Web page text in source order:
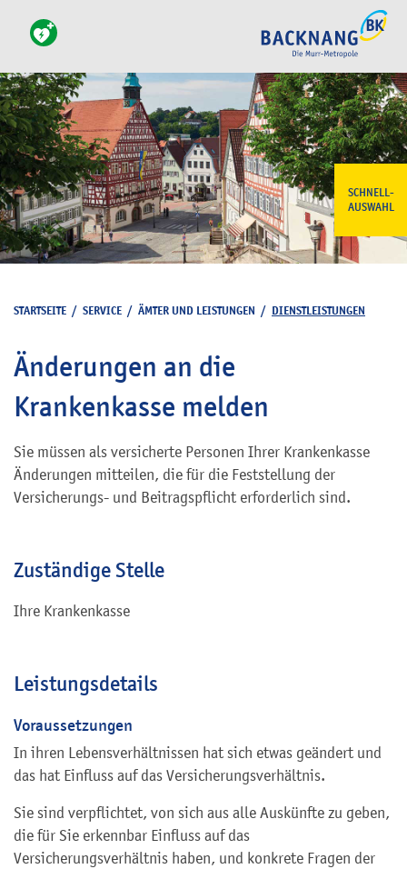
SCHNELL-
AUSWAHL
STARTSEITE / SERVICE / ÄMTER UND LEISTUNGEN / DIENSTLEISTUNGEN
Änderungen an die
Krankenkasse melden
Sie müssen als versicherte Personen Ihrer Krankenkasse
Änderungen mitteilen, die für die Feststellung der
Versicherungs- und Beitragspflicht erforderlich sind.
Zuständige Stelle
Ihre Krankenkasse
Leistungsdetails
Voraussetzungen
In ihren Lebensverhältnissen hat sich etwas geändert und
das hat Einfluss auf das Versicherungsverhältnis.
Sie sind verpflichtet, von sich aus alle Auskünfte zu geben,
die für Sie erkennbar Einfluss auf das
Versicherungsverhältnis haben, und konkrete Fragen der